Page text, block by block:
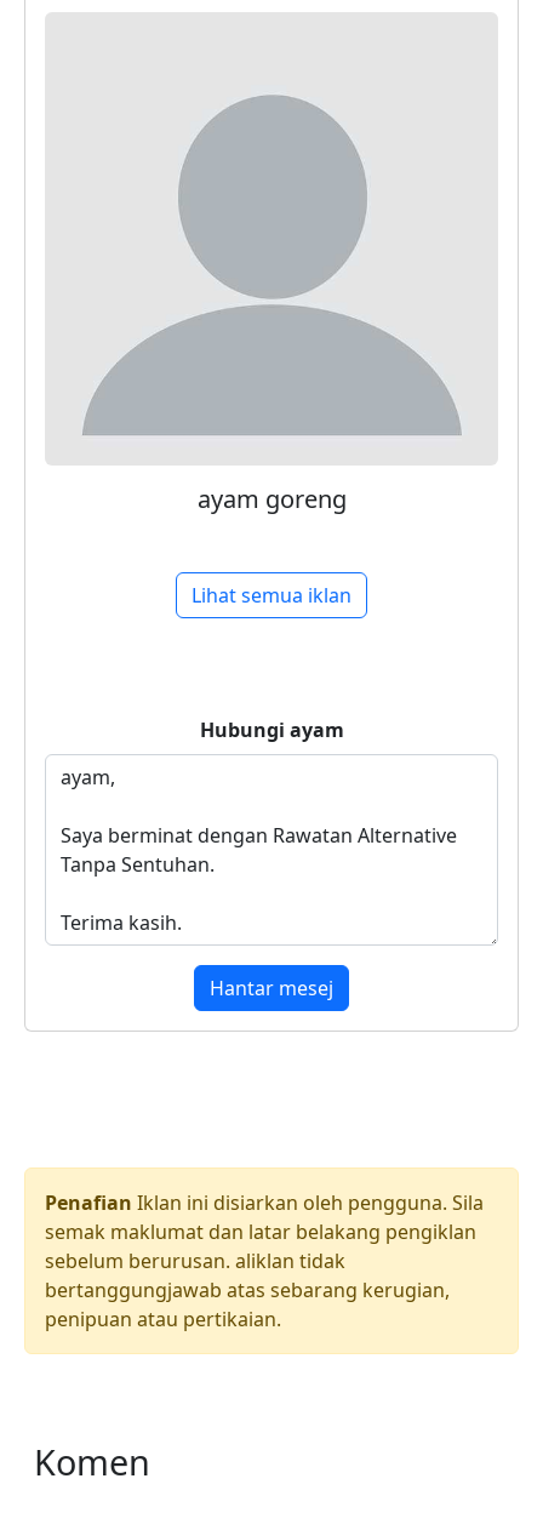
ayam goreng
Lihat semua iklan
Hubungi ayam
Hantar mesej
Penafian Iklan ini disiarkan oleh pengguna. Sila
semak maklumat dan latar belakang pengiklan
sebelum berurusan. aliklan tidak
bertanggungjawab atas sebarang kerugian,
penipuan atau pertikaian.
Komen